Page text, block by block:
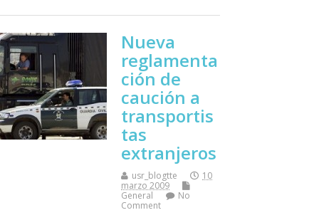
Nueva
reglamenta
ción de
caución a
transportis
tas
extranjeros
usr_blogtte
10
marzo 2009
General
No
Comment